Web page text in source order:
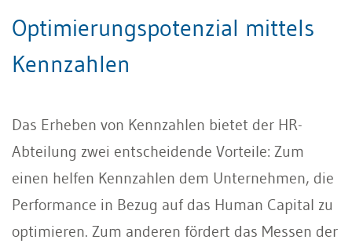
Optimierungspotenzial mittels
Kennzahlen
Das Erheben von Kennzahlen bietet der HR-
Abteilung zwei entscheidende Vorteile: Zum
einen helfen Kennzahlen dem Unternehmen, die
Performance in Bezug auf das Human Capital zu
optimieren. Zum anderen fördert das Messen der